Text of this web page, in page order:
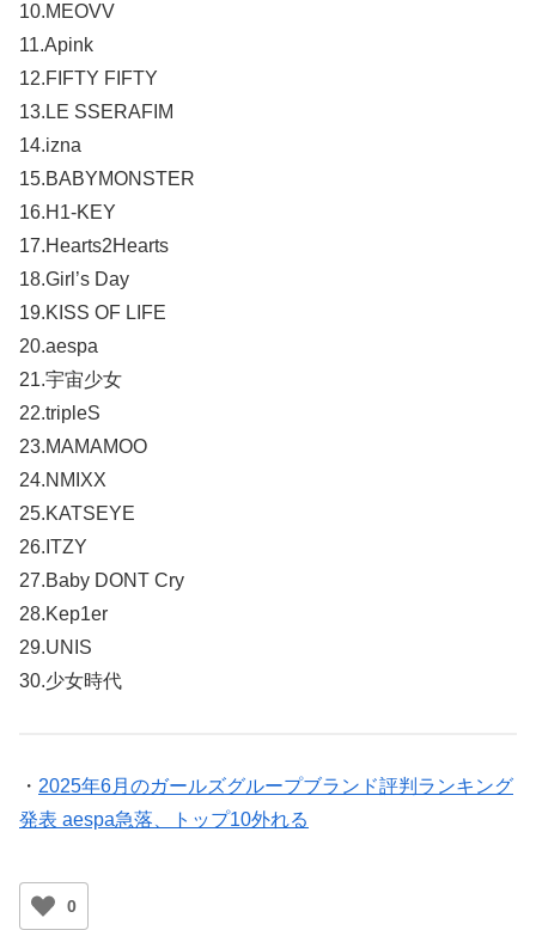
10.MEOVV
11.Apink
12.FIFTY FIFTY
13.LE SSERAFIM
14.izna
15.BABYMONSTER
16.H1-KEY
17.Hearts2Hearts
18.Girl’s Day
19.KISS OF LIFE
20.aespa
21.宇宙少女
22.tripleS
23.MAMAMOO
24.NMIXX
25.KATSEYE
26.ITZY
27.Baby DONT Cry
28.Kep1er
29.UNIS
30.少女時代
・ 2025年6月のガールズグループブランド評判ランキング
発表 aespa急落、トップ10外れる
0